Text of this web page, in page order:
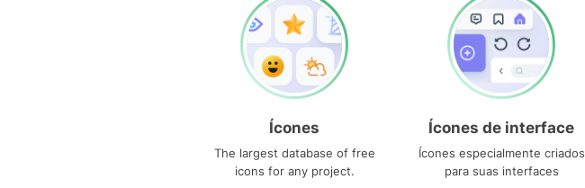
Ícones
The largest database of free
icons for any project.
Ícones de interface
Ícones especialmente criados
para suas interfaces